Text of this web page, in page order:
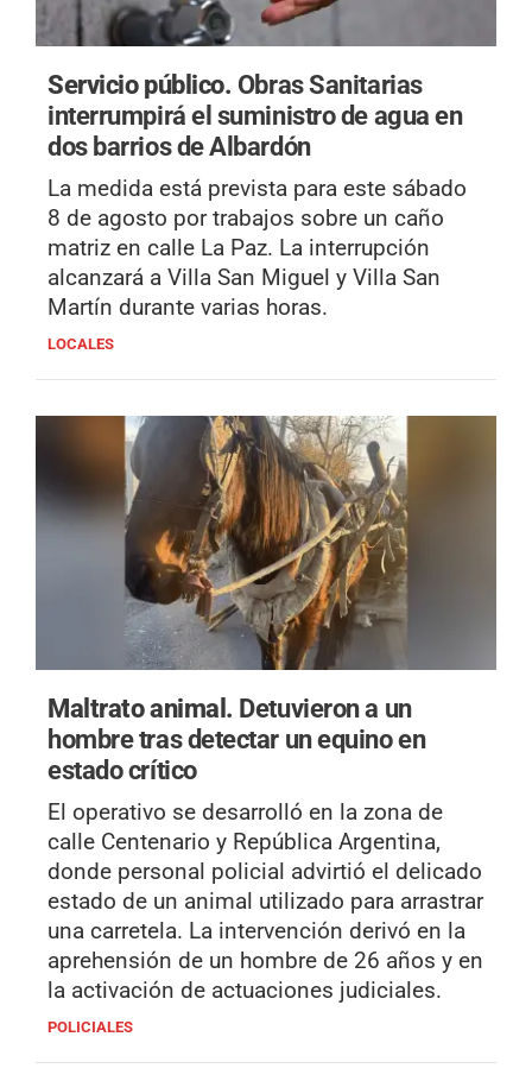
Servicio público. Obras Sanitarias
interrumpirá el suministro de agua en
dos barrios de Albardón
La medida está prevista para este sábado
8 de agosto por trabajos sobre un caño
matriz en calle La Paz. La interrupción
alcanzará a Villa San Miguel y Villa San
Martín durante varias horas.
LOCALES
Maltrato animal. Detuvieron a un
hombre tras detectar un equino en
estado crítico
El operativo se desarrolló en la zona de
calle Centenario y República Argentina,
donde personal policial advirtió el delicado
estado de un animal utilizado para arrastrar
una carretela. La intervención derivó en la
aprehensión de un hombre de 26 años y en
la activación de actuaciones judiciales.
POLICIALES